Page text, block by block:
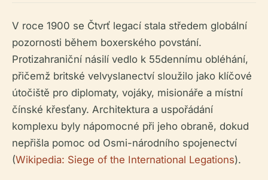
V roce 1900 se Čtvrť legací stala středem globální
pozornosti během boxerského povstání.
Protizahraniční násilí vedlo k 55dennímu obléhání,
přičemž britské velvyslanectví sloužilo jako klíčové
útočiště pro diplomaty, vojáky, misionáře a místní
čínské křesťany. Architektura a uspořádání
komplexu byly nápomocné při jeho obraně, dokud
nepřišla pomoc od Osmi-národního spojenectví
(Wikipedia: Siege of the International Legations).